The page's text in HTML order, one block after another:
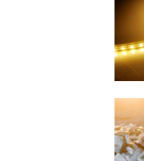
Image